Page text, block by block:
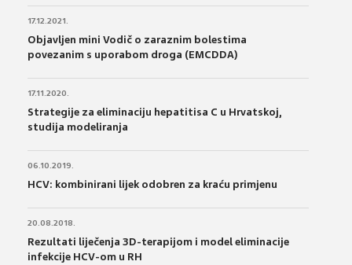
17.12.2021.
Objavljen mini Vodič o zaraznim bolestima
povezanim s uporabom droga (EMCDDA)
17.11.2020.
Strategije za eliminaciju hepatitisa C u Hrvatskoj,
studija modeliranja
06.10.2019.
HCV: kombinirani lijek odobren za kraću primjenu
20.08.2018.
Rezultati liječenja 3D-terapijom i model eliminacije
infekcije HCV-om u RH